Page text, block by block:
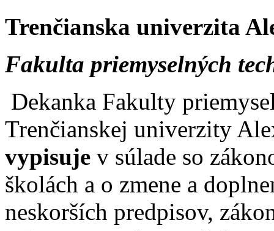
Trenčianska univerzita
Fakulta priemyselných
Dekanka Fakulty
Trenčianskej univerzity
vypisuje v súlade so
školách a o zmene a
neskorších predpisov,